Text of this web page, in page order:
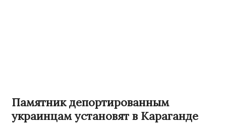
Памятник депортированным
украинцам установят в Караганде